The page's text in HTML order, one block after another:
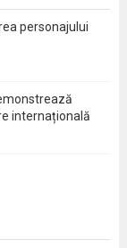
personajului
internațională